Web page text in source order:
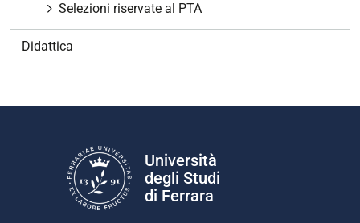
Selezioni riservate al PTA
Didattica
Università
degli Studi
di Ferrara